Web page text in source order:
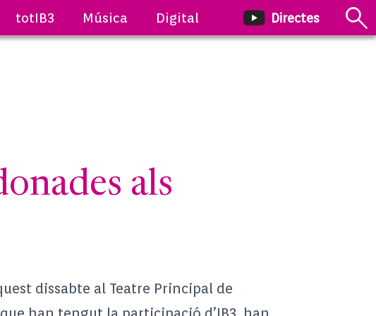
totIB3 Música Digital Directes
als
dissabte al Teatre Principal de